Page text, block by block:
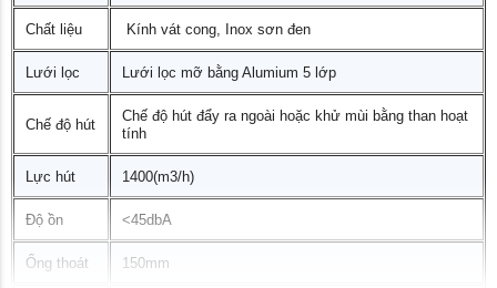
•• Chế độ điều khiển từ xa
•• Chế độ hẹn giờ thông minh
•• Lưới lọc mỡ bằng Aluminum 5 lớp
•• Chế độ hút đẩy ra ngoài hoặc khử mùi bằng
than hoạt tính
THÔNG SỐ KỸ THUẬT
•• Chất liệu: Kính vát cong, Inox sơn đen
•• Lực hút: 1400(m3/h)
•• Độ ồn: <45dbA
•• Ống thoát: 150mm
•• Kích thước: 700mm
Chất liệu Kính vát cong, Inox sơn đen
Lưới lọc Lưới lọc mỡ bằng Alumium 5 lớp
Chế độ hút
Chế độ hút đẩy ra ngoài hoặc khử mùi bằng than hoạt
tính
Lực hút 1400(m3/h)
Độ ồn <45dbA
Ống thoát 150mm